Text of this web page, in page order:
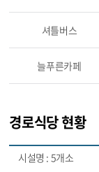
셔틀버스
늘푸른카페
경로식당 현황
5개소